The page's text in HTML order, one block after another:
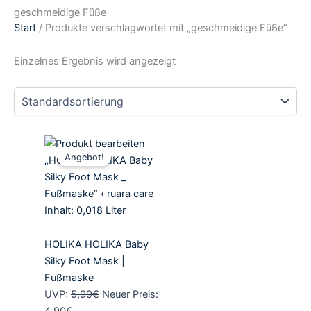
geschmeidige Füße
Start / Produkte verschlagwortet mit „geschmeidige Füße“
Einzelnes Ergebnis wird angezeigt
Inhalt: 0,018 Liter
Angebot!
HOLIKA HOLIKA Baby
Silky Foot Mask |
Fußmaske
UVP: 5,99€
Ursprünglicher
Preis
war:
5,99€
Neuer Preis:
Aktueller
Preis
ist:
4,90€.